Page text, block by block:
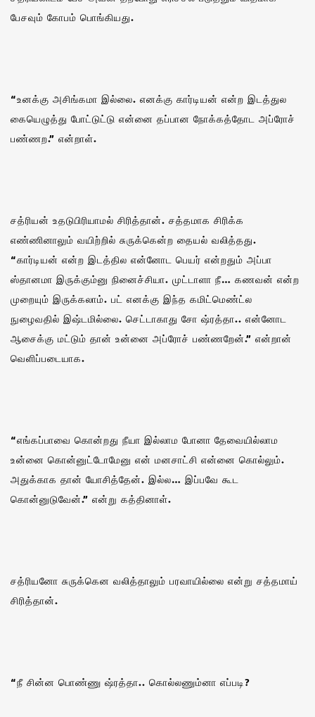
பேசவும் கோபம் பொங்கியது.
“உனக்கு அசிங்கமா இல்லை. எனக்கு கார்டியன் என்ற இடத்துல
கையெழுத்து போட்டுட்டு என்னை தப்பான நோக்கத்தோட அப்ரோச்
பண்ணற.” என்றாள்.
சத்ரியன் உதடுபிரியாமல் சிரித்தான். சத்தமாக சிரிக்க
எண்ணினாலும் வயிற்றில் சுருக்கென்ற தையல் வலித்தது.
“கார்டியன் என்ற இடத்தில என்னோட பெயர் என்றதும் அப்பா
ஸ்தானமா இருக்கும்னு நினைச்சியா. முட்டாளா நீ… கணவன் என்ற
முறையும் இருக்கலாம். பட் எனக்கு இந்த கமிட்மெண்ட்ல
நுழைவதில் இஷ்டமில்லை. செட்டாகாது சோ ஷ்ரத்தா.. என்னோட
ஆசைக்கு மட்டும் தான் உன்னை அப்ரோச் பண்ணறேன்.” என்றான்
வெளிப்படையாக.
“எங்கப்பாவை கொன்றது நீயா இல்லாம போனா தேவையில்லாம
உன்னை கொன்னுட்டோமேனு என் மனசாட்சி என்னை கொல்லும்.
அதுக்காக தான் யோசித்தேன். இல்ல… இப்பவே கூட
கொன்னுடுவேன்.” என்று கத்தினாள்.
சத்ரியனோ சுருக்கென வலித்தாலும் பரவாயில்லை என்று சத்தமாய்
சிரித்தான்.
“நீ சின்ன பொண்ணு ஷ்ரத்தா.. கொல்லணும்னா எப்படி?